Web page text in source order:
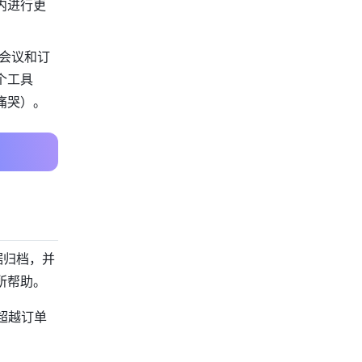
进行更
议和订
工具
）。
档，并
助。
越订单